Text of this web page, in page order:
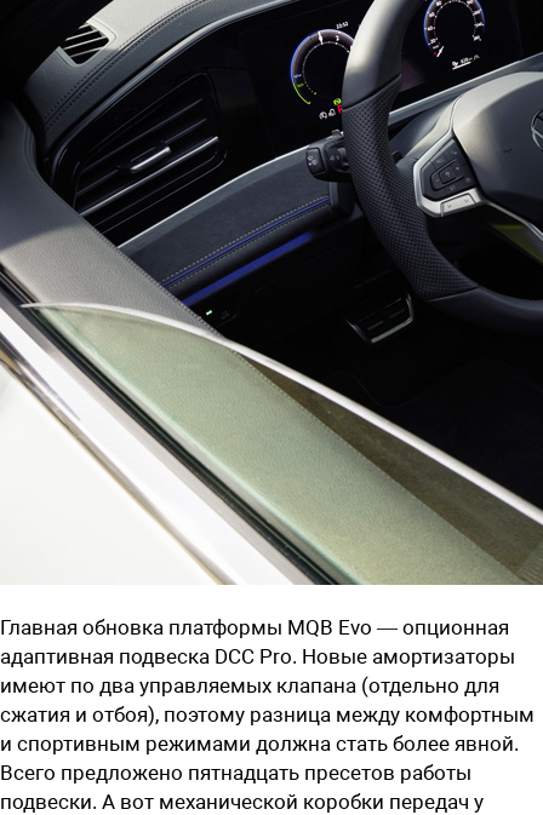
Главная обновка платформы MQB Evo — опционная
адаптивная подвеска DCC Pro. Новые амортизаторы
имеют по два управляемых клапана (отдельно для
сжатия и отбоя), поэтому разница между комфортным
и спортивным режимами должна стать более явной.
Всего предложено пятнадцать пресетов работы
подвески. А вот механической коробки передач у